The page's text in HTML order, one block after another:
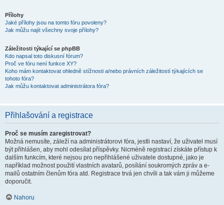
Přílohy
Jaké přílohy jsou na tomto fóru povoleny?
Jak můžu najít všechny svoje přílohy?
Záležitosti týkající se phpBB
Kdo napsal toto diskusní fórum?
Proč ve fóru není funkce XY?
Koho mám kontaktovat ohledně stížnosti a/nebo právních záležitostí týkajících se
tohoto fóra?
Jak můžu kontaktovat administrátora fóra?
Přihlašování a registrace
Proč se musím zaregistrovat?
Možná nemusíte, záleží na administrátorovi fóra, jestli nastaví, že uživatel musí
být přihlášen, aby mohl odesílat příspěvky. Nicméně registrací získáte přístup k
dalším funkcím, které nejsou pro nepřihlášené uživatele dostupné, jako je
například možnost použití vlastních avatarů, posílání soukromých zpráv a e-
mailů ostatním členům fóra atd. Registrace trvá jen chvíli a tak vám ji můžeme
doporučit.
Nahoru